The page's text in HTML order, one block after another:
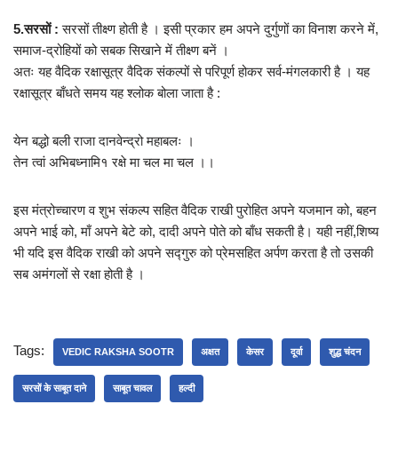
5.सरसों :सरसों तीक्ष्ण होती है । इसी प्रकार हम अपने दुर्गुणों का विनाश करने में,
समाज-द्रोहियों को सबक सिखाने में तीक्ष्ण बनें ।
अतः यह वैदिक रक्षासूत्र वैदिक संकल्पों से परिपूर्ण होकर सर्व-मंगलकारी है । यह
रक्षासूत्र बाँधते समय यह श्लोक बोला जाता है :
येन बद्धो बली राजा दानवेन्द्रो महाबलः ।
तेन त्वां अभिबध्नामि१ रक्षे मा चल मा चल ।।
इस मंत्रोच्चारण व शुभ संकल्प सहित वैदिक राखी पुरोहित अपने यजमान को, बहन
अपने भाई को, माँ अपने बेटे को, दादी अपने पोते को बाँध सकती है। यही नहीं,शिष्य
भी यदि इस वैदिक राखी को अपने सद्गुरु को प्रेमसहित अर्पण करता है तो उसकी
सब अमंगलों से रक्षा होती है ।
Tags: VEDIC RAKSHA SOOTR अक्षत केसर दूर्वा शुद्ध चंदन
सरसों के साबूत दाने साबूत चावल हल्दी